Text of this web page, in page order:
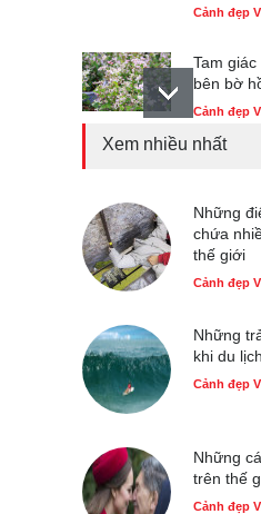
Cảnh đẹp
Tam
bên bờ
Cảnh đẹp
Cảnh đẹp
Những
dân dã ở
Xem nhiều nhất
Những
chứa
thế giới
Cảnh đẹp
Những
khi du
Cảnh đẹp
Những
trên thế
Cảnh đẹp